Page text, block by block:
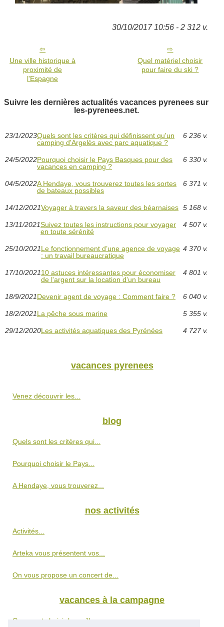
30/10/2017 10:56 - 2 312 v.
Une ville historique à
proximité de
l'Espagne
Quel matériel choisir
pour faire du ski ?
Suivre les dernières actualités vacances pyrenees sur
les-pyrenees.net.
23/1/2023Quels sont les critères qui définissent qu'un
camping d'Argelès avec parc aquatique ?
6 236 v.
24/5/2022Pourquoi choisir le Pays Basques pour des
vacances en camping ?
6 330 v.
04/5/2022A Hendaye, vous trouverez toutes les sortes
de bateaux possibles
6 371 v.
14/12/2021Voyager à travers la saveur des béarnaises 5 168 v.
13/11/2021Suivez toutes les instructions pour voyager
en toute sérénité
4 507 v.
25/10/2021Le fonctionnement d’une agence de voyage
: un travail bureaucratique
4 370 v.
17/10/202110 astuces intéressantes pour économiser
de l'argent sur la location d'un bureau
4 801 v.
18/9/2021Devenir agent de voyage : Comment faire ? 6 040 v.
18/2/2021La pêche sous marine 5 355 v.
29/12/2020Les activités aquatiques des Pyrénées 4 727 v.
vacances pyrenees
Venez découvrir les...
blog
Quels sont les critères qui...
Pourquoi choisir le Pays...
A Hendaye, vous trouverez...
nos activités
Activités...
Arteka vous présentent vos...
On vous propose un concert de...
vacances à la campagne
Comment choisir le meilleur...